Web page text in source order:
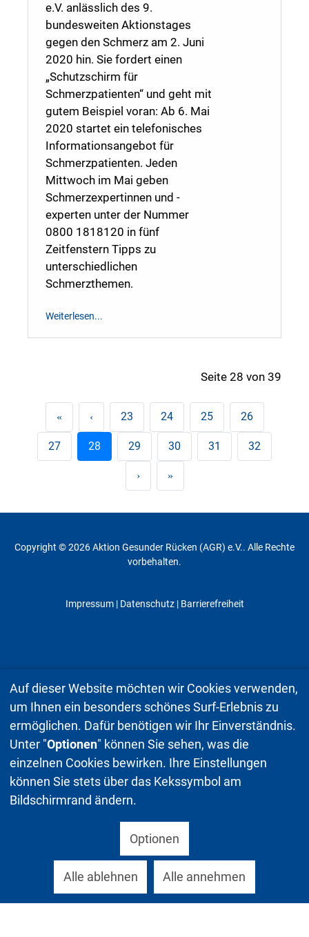
e.V. anlässlich des 9.
bundesweiten Aktionstages
gegen den Schmerz am 2. Juni
2020 hin. Sie fordert einen
„Schutzschirm für
Schmerzpatienten“ und geht mit
gutem Beispiel voran: Ab 6. Mai
2020 startet ein telefonisches
Informationsangebot für
Schmerzpatienten. Jeden
Mittwoch im Mai geben
Schmerzexpertinnen und -
experten unter der Nummer
0800 1818120 in fünf
Zeitfenstern Tipps zu
unterschiedlichen
Schmerzthemen.
Weiterlesen...
Seite 28 von 39
23 24 25 26
27 28 29 30 31 32
Copyright © 2026 Aktion Gesunder Rücken (AGR) e.V.. Alle Rechte
vorbehalten.
Impressum| Datenschutz| Barrierefreiheit
Auf dieser Website möchten wir Cookies verwenden,
um Ihnen ein besonders schönes Surf-Erlebnis zu
ermöglichen. Dafür benötigen wir Ihr Einverständnis.
Unter "Optionen" können Sie sehen, was die
einzelnen Cookies bewirken. Ihre Einstellungen
können Sie stets über das Kekssymbol am
Bildschirmrand ändern.
Optionen
Alle ablehnen Alle annehmen